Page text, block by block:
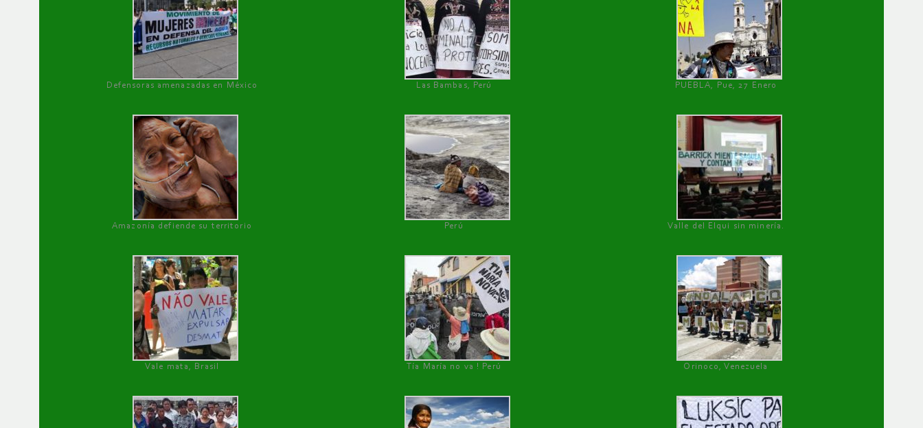
Defensoras amenazadas en México Las Bambas, Perú PUEBLA, Pue, 27 Enero
Amazonía defiende su territorio Perú Valle del Elqui sin minería.
Vale mata, Brasil Tía María no va ! Perú Orinoco, Venezuela